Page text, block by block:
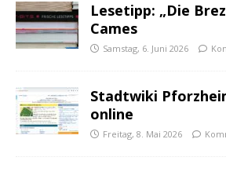
Lesetipp: „Die
Cames
Samstag, 6. Juni 2026
Stadtwiki
online
Freitag, 8. Mai 2026